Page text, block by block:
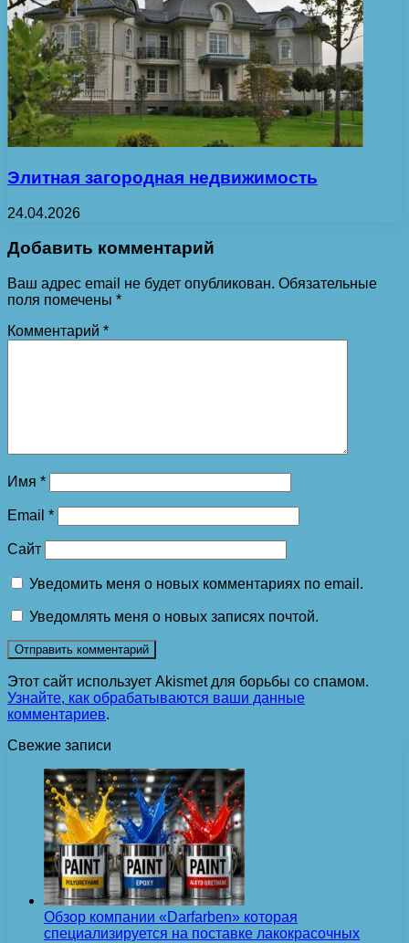
Элитная загородная недвижимость
24.04.2026
Добавить комментарий
Ваш адрес email не будет опубликован. Обязательные
поля помечены *
Комментарий *
Имя *
Email *
Сайт
Уведомить меня о новых комментариях по email.
Уведомлять меня о новых записях почтой.
Этот сайт использует Akismet для борьбы со спамом.
Узнайте, как обрабатываются ваши данные
комментариев.
Свежие записи
Обзор компании «Darfarben» которая
специализируется на поставке лакокрасочных